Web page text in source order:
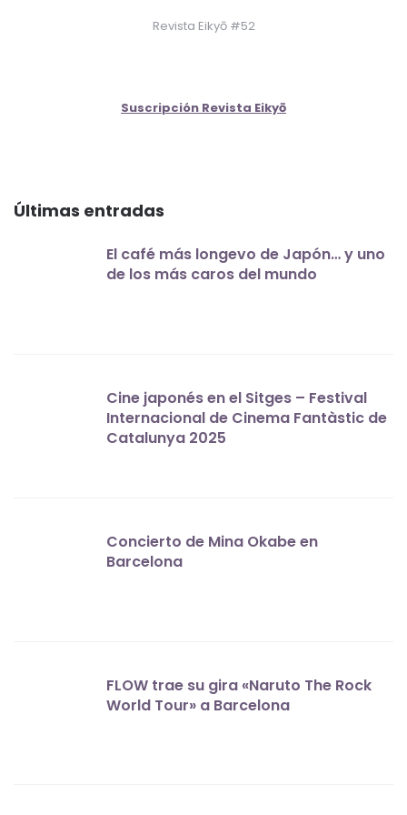
Revista Eikyō #52
Suscripción Revista Eikyō
Últimas entradas
El café más longevo de Japón… y uno
de los más caros del mundo
Cine japonés en el Sitges – Festival
Internacional de Cinema Fantàstic de
Catalunya 2025
Concierto de Mina Okabe en
Barcelona
FLOW trae su gira «Naruto The Rock
World Tour» a Barcelona